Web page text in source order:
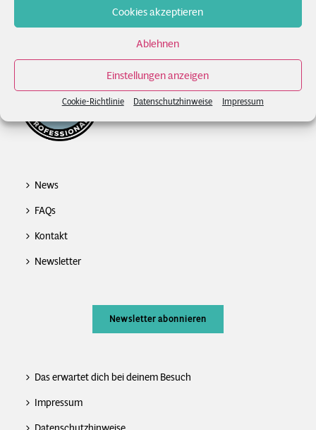
Cookies akzeptieren
Ablehnen
Einstellungen anzeigen
Cookie-Richtlinie Datenschutzhinweise Impressum
News
FAQs
Kontakt
Newsletter
Newsletter abonnieren
Das erwartet dich bei deinem Besuch
Impressum